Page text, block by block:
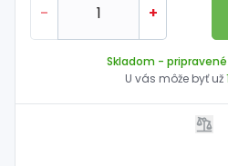
- +
Skladom -
U vás môže byť už